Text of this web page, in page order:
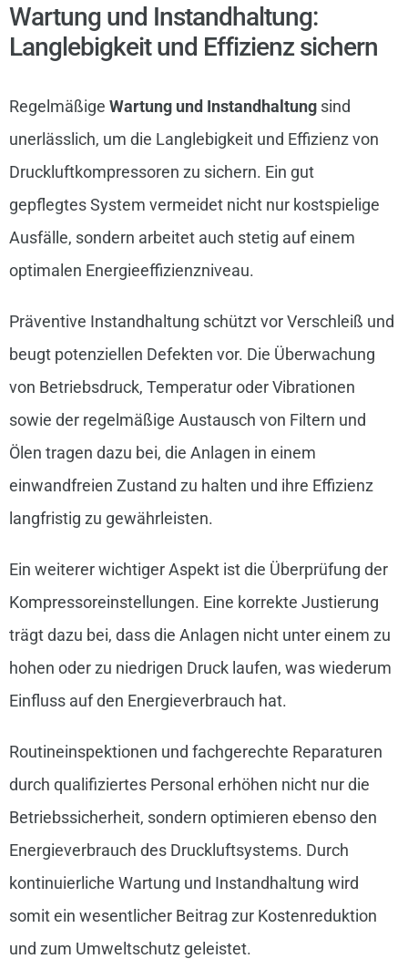
Wartung und Instandhaltung:
Langlebigkeit und Effizienz sichern
Regelmäßige Wartung und Instandhaltungsind
unerlässlich, um die Langlebigkeit und Effizienz von
Druckluftkompressoren zu sichern. Ein gut
gepflegtes System vermeidet nicht nur kostspielige
Ausfälle, sondern arbeitet auch stetig auf einem
optimalen Energieeffizienzniveau.
Präventive Instandhaltung schützt vor Verschleiß und
beugt potenziellen Defekten vor. Die Überwachung
von Betriebsdruck, Temperatur oder Vibrationen
sowie der regelmäßige Austausch von Filtern und
Ölen tragen dazu bei, die Anlagen in einem
einwandfreien Zustand zu halten und ihre Effizienz
langfristig zu gewährleisten.
Ein weiterer wichtiger Aspekt ist die Überprüfung der
Kompressoreinstellungen. Eine korrekte Justierung
trägt dazu bei, dass die Anlagen nicht unter einem zu
hohen oder zu niedrigen Druck laufen, was wiederum
Einfluss auf den Energieverbrauch hat.
Routineinspektionen und fachgerechte Reparaturen
durch qualifiziertes Personal erhöhen nicht nur die
Betriebssicherheit, sondern optimieren ebenso den
Energieverbrauch des Druckluftsystems. Durch
kontinuierliche Wartung und Instandhaltung wird
somit ein wesentlicher Beitrag zur Kostenreduktion
und zum Umweltschutz geleistet.